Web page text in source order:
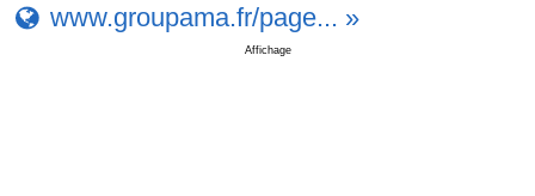
www.groupama.fr/page... »
Affichage